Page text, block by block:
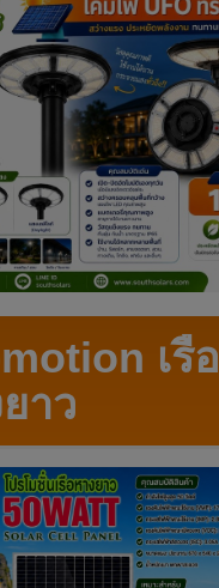
เรือ
าว